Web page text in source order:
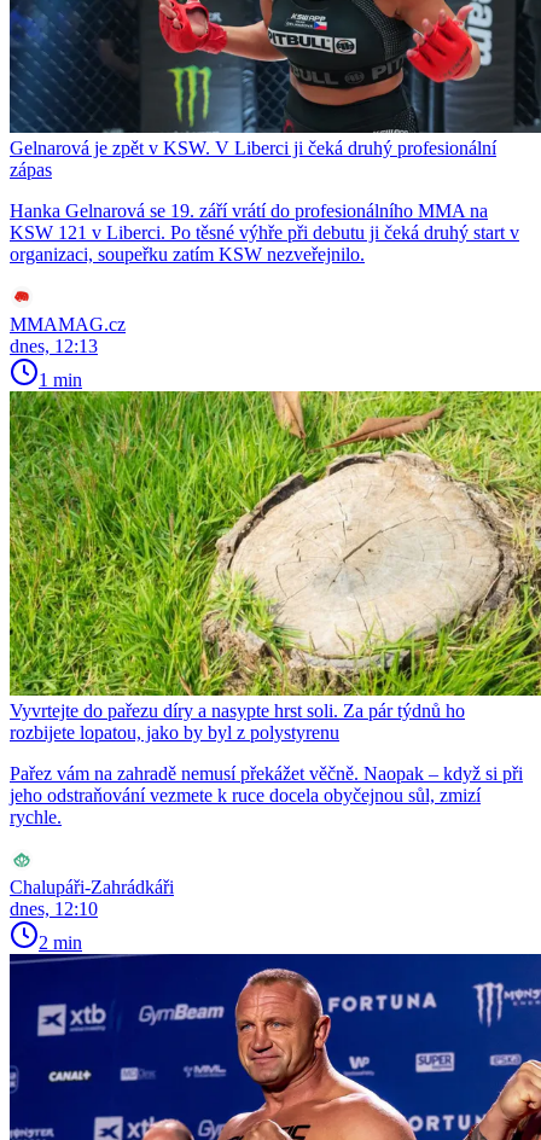
Gelnarová je zpět v KSW. V Liberci ji čeká druhý profesionální
zápas
Hanka Gelnarová se 19. září vrátí do profesionálního MMA na
KSW 121 v Liberci. Po těsné výhře při debutu ji čeká druhý start v
organizaci, soupeřku zatím KSW nezveřejnilo.
MMAMAG.cz
dnes, 12:13
1 min
Vyvrtejte do pařezu díry a nasypte hrst soli. Za pár týdnů ho
rozbijete lopatou, jako by byl z polystyrenu
Pařez vám na zahradě nemusí překážet věčně. Naopak – když si při
jeho odstraňování vezmete k ruce docela obyčejnou sůl, zmizí
rychle.
Chalupáři-Zahrádkáři
dnes, 12:10
2 min